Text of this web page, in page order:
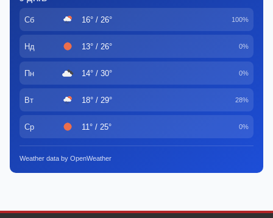
Сб 16° / 26° 100%
Нд 13° / 26° 0%
Пн 14° / 30° 0%
Вт 18° / 29° 28%
Ср 11° / 25° 0%
Weather data by OpenWeather